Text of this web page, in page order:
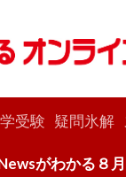
受験 疑問氷解
月号】